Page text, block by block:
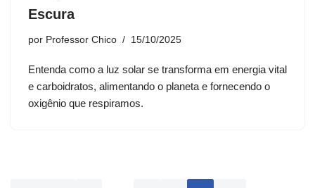
Escura
por Professor Chico 15/10/2025
Entenda como a luz solar se transforma em energia vital
e carboidratos, alimentando o planeta e fornecendo o
oxigênio que respiramos.